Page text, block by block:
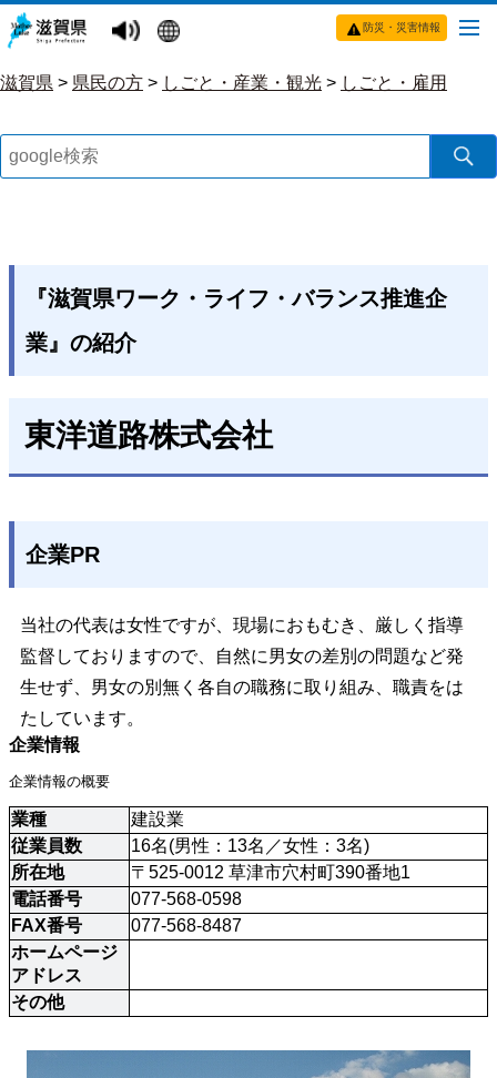
防災・災害情報
滋賀県 > 県民の方 > しごと・産業・観光 > しごと・雇用
『滋賀県ワーク・ライフ・バランス推進企
業』の紹介
東洋道路株式会社
企業PR
当社の代表は女性ですが、現場におもむき、厳しく指導
監督しておりますので、自然に男女の差別の問題など発
生せず、男女の別無く各自の職務に取り組み、職責をは
たしています。
企業情報
企業情報の概要
業種
建設業
従業員数
16名(男性：13名／女性：3名)
所在地
〒525-0012 草津市穴村町390番地1
電話番号
077-568-0598
FAX番号
077-568-8487
ホームページ
アドレス
その他